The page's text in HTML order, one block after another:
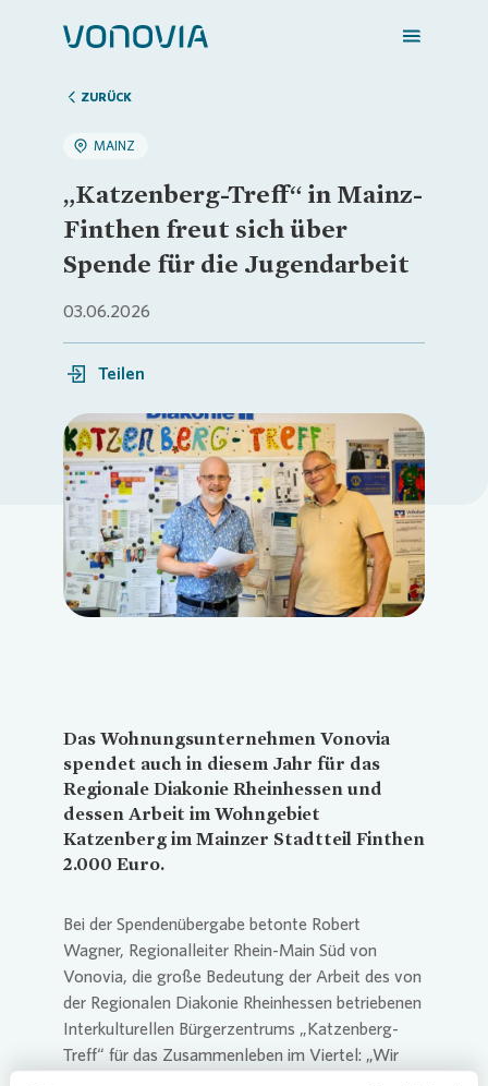
Zuhause finden
Mein Zuhause
Meine Stadt
Login
ZURÜCK
MAINZ
„Katzenberg-Treff“ in Mainz-
Finthen freut sich über
Spende für die Jugendarbeit
03.06.2026
Teilen
Loading...
Das Wohnungsunternehmen Vonovia
spendet auch in diesem Jahr für das
Regionale Diakonie Rheinhessen und
dessen Arbeit im Wohngebiet
Katzenberg im Mainzer Stadtteil Finthen
2.000 Euro.
Bei der Spendenübergabe betonte Robert
Wagner, Regionalleiter Rhein-Main Süd von
Vonovia, die große Bedeutung der Arbeit des von
der Regionalen Diakonie Rheinhessen betriebenen
Interkulturellen Bürgerzentrums „Katzenberg-
Treff“ für das Zusammenleben im Viertel: „Wir